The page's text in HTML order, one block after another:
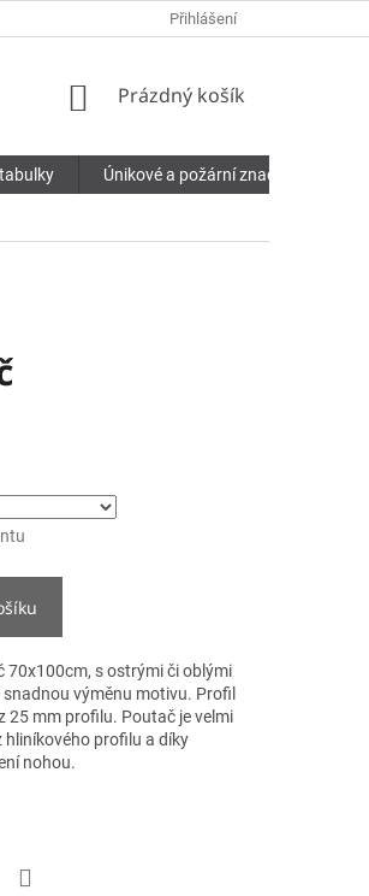
Přihlášení
NÁKUPNÍ
Prázdný košík
Únikové a požární značení
s ostrými či oblými
výměnu motivu. Profil
25 mm profilu. Poutač je velmi
profilu a díky
nohou.